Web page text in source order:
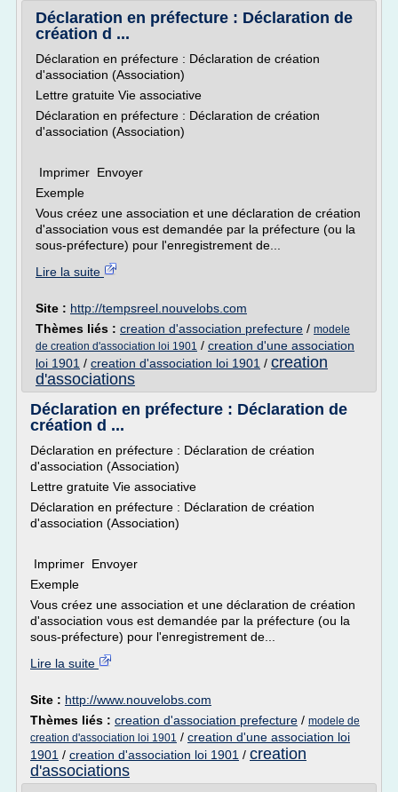
Déclaration en préfecture : Déclaration de
création d ...
Déclaration en préfecture : Déclaration de création
d'association (Association)
Lettre gratuite Vie associative
Déclaration en préfecture : Déclaration de création
d'association (Association)
Imprimer Envoyer
Exemple
Vous créez une association et une déclaration de création
d'association vous est demandée par la préfecture (ou la
sous-préfecture) pour l'enregistrement de...
Lire la suite
Site : http://tempsreel.nouvelobs.com
Thèmes liés : creation d'association prefecture / modele
de creation d'association loi 1901 / creation d'une association
loi 1901 / creation d'association loi 1901 / creation
d'associations
Déclaration en préfecture : Déclaration de
création d ...
Déclaration en préfecture : Déclaration de création
d'association (Association)
Lettre gratuite Vie associative
Déclaration en préfecture : Déclaration de création
d'association (Association)
Imprimer Envoyer
Exemple
Vous créez une association et une déclaration de création
d'association vous est demandée par la préfecture (ou la
sous-préfecture) pour l'enregistrement de...
Lire la suite
Site : http://www.nouvelobs.com
Thèmes liés : creation d'association prefecture / modele de
creation d'association loi 1901 / creation d'une association loi
1901 / creation d'association loi 1901 / creation
d'associations